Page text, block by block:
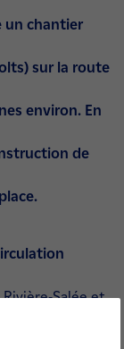
un chantier
sur la route
environ. En
de
Rivière-Salée et
alternée